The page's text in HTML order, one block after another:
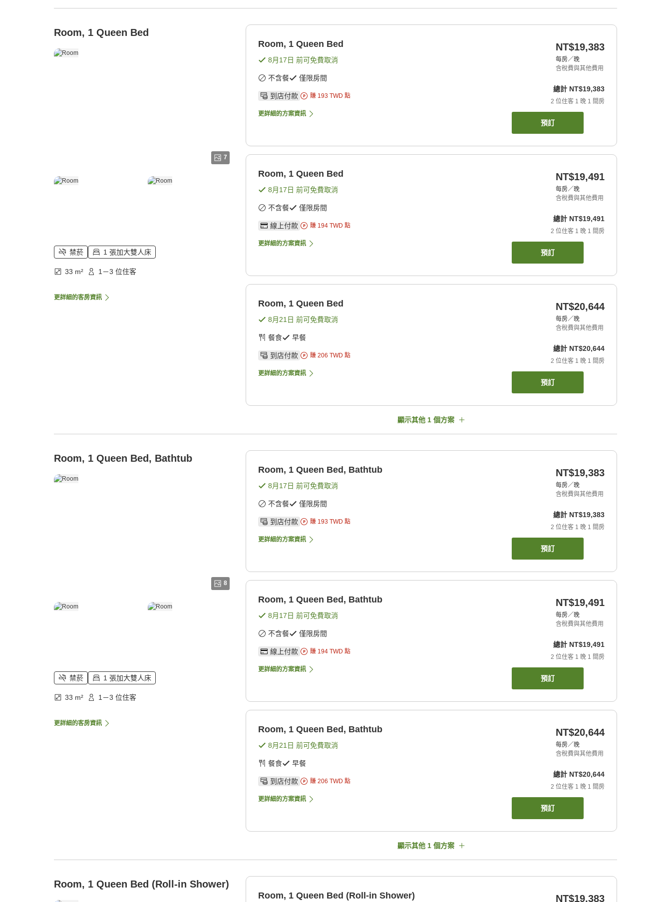
Room, 1 Queen Bed
7
禁菸 1 張加大雙人床
33 m² 1－3 位住客
更詳細的客房資訊
Room, 1 Queen Bed
8月17日 前可免費取消
不含餐 僅限房間
到店付款 賺 193 TWD 點
更詳細的方案資訊
NT$19,383
每房／晚
含稅費與其他費用
總計 NT$19,383
2 位住客 1 晚 1 間房
預訂
Room, 1 Queen Bed
8月17日 前可免費取消
不含餐 僅限房間
線上付款 賺 194 TWD 點
更詳細的方案資訊
NT$19,491
每房／晚
含稅費與其他費用
總計 NT$19,491
2 位住客 1 晚 1 間房
預訂
Room, 1 Queen Bed
8月21日 前可免費取消
餐食 早餐
到店付款 賺 206 TWD 點
更詳細的方案資訊
NT$20,644
每房／晚
含稅費與其他費用
總計 NT$20,644
2 位住客 1 晚 1 間房
預訂
顯示其他 1 個方案
Room, 1 Queen Bed, Bathtub
8
禁菸 1 張加大雙人床
33 m² 1－3 位住客
更詳細的客房資訊
Room, 1 Queen Bed, Bathtub
8月17日 前可免費取消
不含餐 僅限房間
到店付款 賺 193 TWD 點
更詳細的方案資訊
NT$19,383
每房／晚
含稅費與其他費用
總計 NT$19,383
2 位住客 1 晚 1 間房
預訂
Room, 1 Queen Bed, Bathtub
8月17日 前可免費取消
不含餐 僅限房間
線上付款 賺 194 TWD 點
更詳細的方案資訊
NT$19,491
每房／晚
含稅費與其他費用
總計 NT$19,491
2 位住客 1 晚 1 間房
預訂
Room, 1 Queen Bed, Bathtub
8月21日 前可免費取消
餐食 早餐
到店付款 賺 206 TWD 點
更詳細的方案資訊
NT$20,644
每房／晚
含稅費與其他費用
總計 NT$20,644
2 位住客 1 晚 1 間房
預訂
顯示其他 1 個方案
Room, 1 Queen Bed (Roll-in Shower)
Room, 1 Queen Bed (Roll-in Shower) NT$19,383